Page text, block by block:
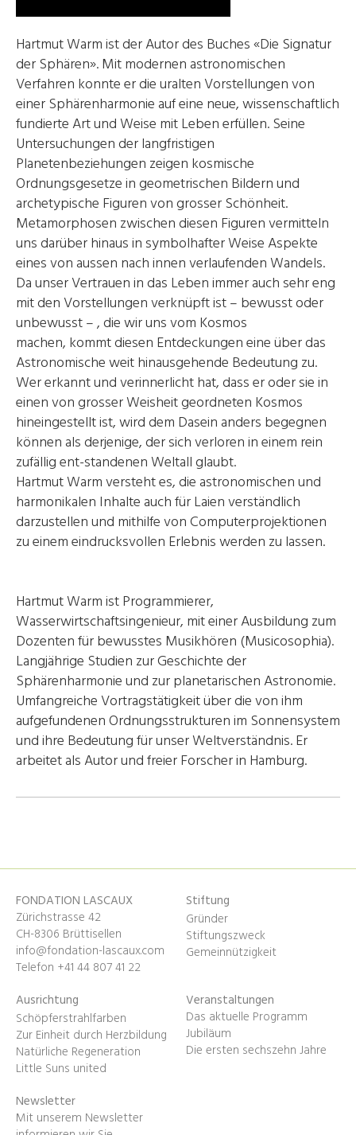
Hartmut Warm ist der Autor des Buches «Die Signatur
der Sphären». Mit modernen astronomischen
Verfahren konnte er die uralten Vorstellungen von
einer Sphärenharmonie auf eine neue, wissenschaftlich
fundierte Art und Weise mit Leben erfüllen. Seine
Untersuchungen der langfristigen
Planetenbeziehungen zeigen kosmische
Ordnungsgesetze in geometrischen Bildern und
archetypische Figuren von grosser Schönheit.
Metamorphosen zwischen diesen Figuren vermitteln
uns darüber hinaus in symbolhafter Weise Aspekte
eines von aussen nach innen verlaufenden Wandels.
Da unser Vertrauen in das Leben immer auch sehr eng
mit den Vorstellungen verknüpft ist – bewusst oder
unbewusst – , die wir uns vom Kosmos
machen, kommt diesen Entdeckungen eine über das
Astronomische weit hinausgehende Bedeutung zu.
Wer erkannt und verinnerlicht hat, dass er oder sie in
einen von grosser Weisheit geordneten Kosmos
hineingestellt ist, wird dem Dasein anders begegnen
können als derjenige, der sich verloren in einem rein
zufällig ent-standenen Weltall glaubt.
Hartmut Warm versteht es, die astronomischen und
harmonikalen Inhalte auch für Laien verständlich
darzustellen und mithilfe von Computerprojektionen
zu einem eindrucksvollen Erlebnis werden zu lassen.
Hartmut Warm ist Programmierer,
Wasserwirtschaftsingenieur, mit einer Ausbildung zum
Dozenten für bewusstes Musikhören (Musicosophia).
Langjährige Studien zur Geschichte der
Sphärenharmonie und zur planetarischen Astronomie.
Umfangreiche Vortragstätigkeit über die von ihm
aufgefundenen Ordnungsstrukturen im Sonnensystem
und ihre Bedeutung für unser Weltverständnis. Er
arbeitet als Autor und freier Forscher in Hamburg.
FONDATION LASCAUX
Zürichstrasse 42
CH-8306 Brüttisellen
info@fondation-lascaux.com
Telefon +41 44 807 41 22
Stiftung
Gründer
Stiftungszweck
Gemeinnützigkeit
Ausrichtung
Schöpferstrahlfarben
Zur Einheit durch Herzbildung
Natürliche Regeneration
Little Suns united
Veranstaltungen
Das aktuelle Programm
Jubiläum
Die ersten sechszehn Jahre
Newsletter
Mit unserem Newsletter